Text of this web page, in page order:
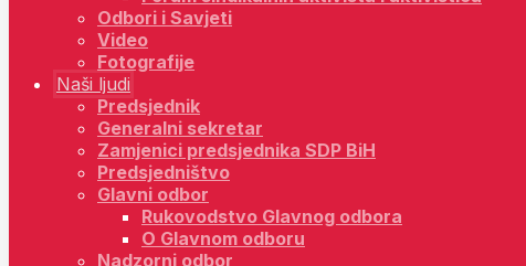
Odbori i Savjeti
Video
Fotografije
Naši ljudi
Predsjednik
Generalni sekretar
Zamjenici predsjednika SDP BiH
Predsjedništvo
Glavni odbor
Rukovodstvo Glavnog odbora
O Glavnom odboru
Nadzorni odbor